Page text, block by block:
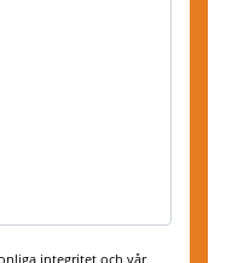
integritet och vår